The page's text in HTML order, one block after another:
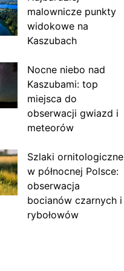
malownicze punkty
widokowe na
Kaszubach
Nocne niebo nad
Kaszubami: top
miejsca do
obserwacji gwiazd i
meteorów
Szlaki ornitologiczne
w północnej Polsce:
obserwacja
bocianów czarnych i
rybołowów